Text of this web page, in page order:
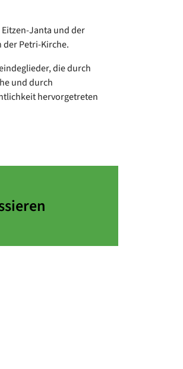
Janta und der
Petri-Kirche.
die durch
und durch
hervorgetreten